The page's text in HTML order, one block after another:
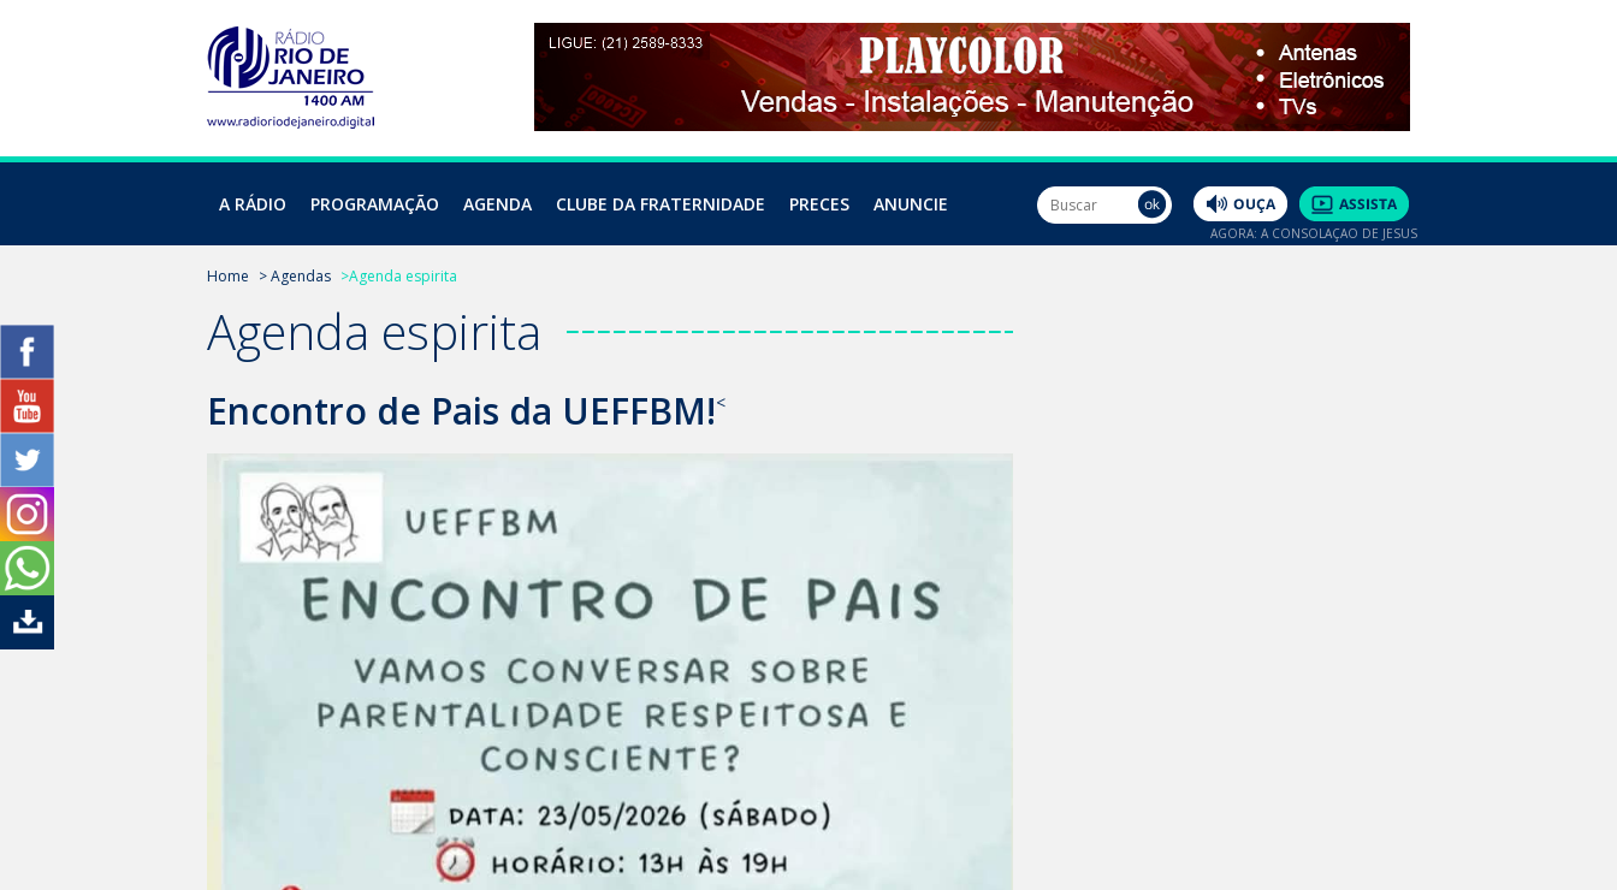
A RÁDIO PROGRAMAÇÃO AGENDA CLUBE DA FRATERNIDADE PRECES ANUNCIE
AGORA: A CONSOLAÇÃO DE JESUS
Home > Agendas >Agenda espirita
Agenda espirita
Encontro de Pais da UEFFBM!<